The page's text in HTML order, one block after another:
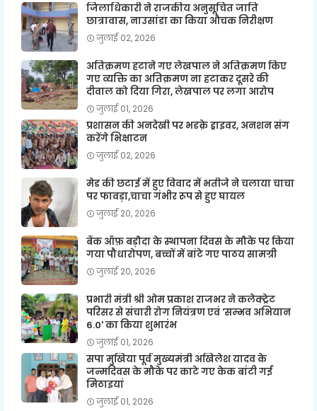
जिलाधिकारी ने राजकीय अनुसूचित जाति
छात्रावास, नाउसांडा का किया औचक निरीक्षण
जुलाई 02, 2026
अतिक्रमण हटाने गए लेखपाल ने अतिक्रमण किए
गए व्यक्ति का अतिक्रमण ना हटाकर दूसरे की
दीवाल को दिया गिरा, लेखपाल पर लगा आरोप
जुलाई 01, 2026
प्रशासन की अनदेखी पर भडक़े ड्राइवर, अनशन संग
करेंगे भिक्षाटन
जुलाई 02, 2026
मेड की छटाई में हुए विवाद में भतीजे ने चलाया चाचा
पर फावड़ा,चाचा गंभीर रूप से हुए घायल
जुलाई 20, 2026
बैंक ऑफ़ बड़ौदा के स्थापना दिवस के मौके पर किया
गया पौधारोपण, बच्चों में बांटे गए पाठय सामग्री
जुलाई 20, 2026
प्रभारी मंत्री श्री ओम प्रकाश राजभर ने कलेक्ट्रेट
परिसर से संचारी रोग नियंत्रण एवं 'सम्भव अभियान
6.0' का किया शुभारंभ
जुलाई 01, 2026
सपा मुखिया पूर्व मुख्यमंत्री अखिलेश यादव के
जन्मदिवस के मौके पर काटे गए केक बांटी गई
मिठाइयां
जुलाई 01, 2026